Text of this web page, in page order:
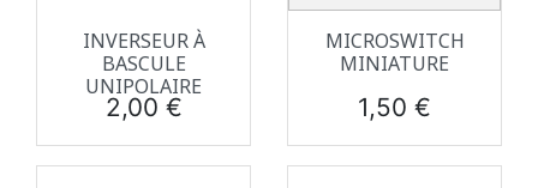
INVERSEUR À
BASCULE
UNIPOLAIRE
Prix
2,00 €
MICROSWITCH
MINIATURE
Prix
1,50 €